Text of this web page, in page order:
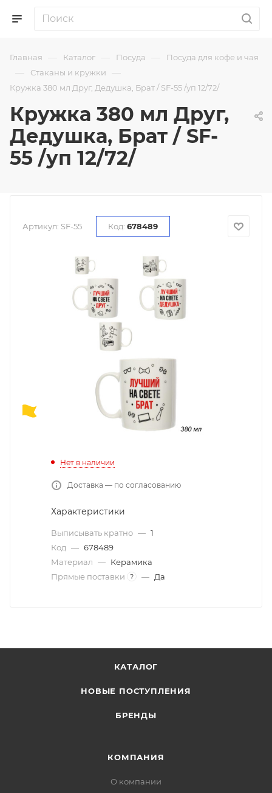
Главная — Каталог — Посуда — Посуда для кофе и чая
— Стаканы и кружки —
Кружка 380 мл Друг, Дедушка, Брат / SF-55 /уп 12/72/
Кружка 380 мл Друг,
Дедушка, Брат / SF-
55 /уп 12/72/
Артикул: SF-55 Код: 678489
Нет в наличии
Доставка — по согласованию
Характеристики
Выписывать кратно — 1
Код — 678489
Материал — Керамика
Прямые поставки
? — Да
КАТАЛОГ
НОВЫЕ ПОСТУПЛЕНИЯ
БРЕНДЫ
КОМПАНИЯ
О компании